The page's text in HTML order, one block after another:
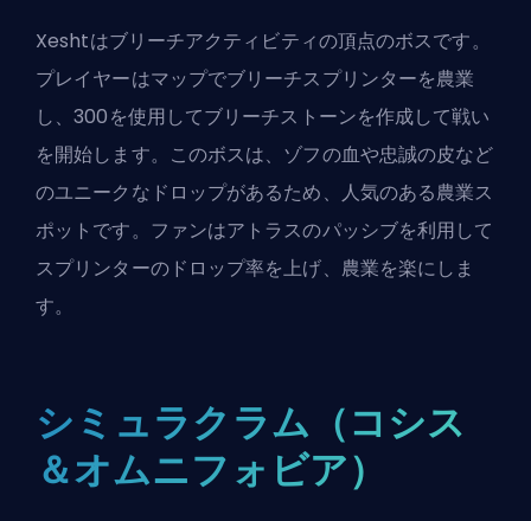
Xeshtはブリーチアクティビティの頂点のボスです。
プレイヤーはマップでブリーチスプリンターを農業
し、300を使用してブリーチストーンを作成して戦い
を開始します。このボスは、ゾフの血や忠誠の皮など
のユニークなドロップがあるため、人気のある農業ス
ポットです。ファンはアトラスのパッシブを利用して
スプリンターのドロップ率を上げ、農業を楽にしま
す。
シミュラクラム（コシス
＆オムニフォビア）